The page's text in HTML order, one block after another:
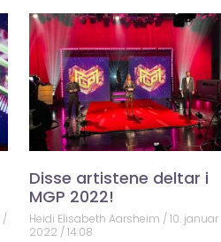
Disse artistene deltar i
MGP 2022!
Heidi Elisabeth Aarsheim 10. januar
2022 14:08